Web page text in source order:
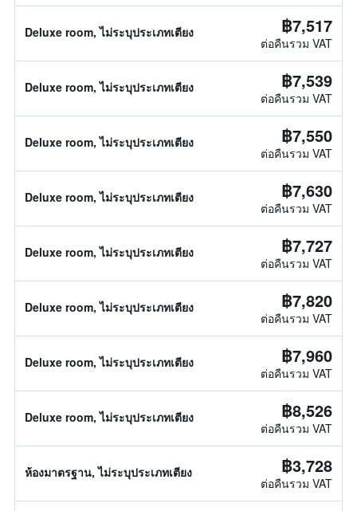
Deluxe room, ไม่ระบุประเภทเตียง ฿7,517
ต่อคืนรวม VAT
Deluxe room, ไม่ระบุประเภทเตียง ฿7,539
ต่อคืนรวม VAT
Deluxe room, ไม่ระบุประเภทเตียง ฿7,550
ต่อคืนรวม VAT
Deluxe room, ไม่ระบุประเภทเตียง ฿7,630
ต่อคืนรวม VAT
Deluxe room, ไม่ระบุประเภทเตียง ฿7,727
ต่อคืนรวม VAT
Deluxe room, ไม่ระบุประเภทเตียง ฿7,820
ต่อคืนรวม VAT
Deluxe room, ไม่ระบุประเภทเตียง ฿7,960
ต่อคืนรวม VAT
Deluxe room, ไม่ระบุประเภทเตียง ฿8,526
ต่อคืนรวม VAT
ห้องมาตรฐาน, ไม่ระบุประเภทเตียง ฿3,728
ต่อคืนรวม VAT